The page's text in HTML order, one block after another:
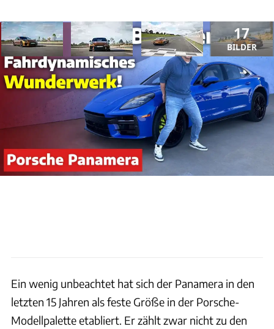
17
BILDER
ANZEIGE
Ein wenig unbeachtet hat sich der Panamera in den
letzten 15 Jahren als feste Größe in der Porsche-
Modellpalette etabliert. Er zählt zwar nicht zu den